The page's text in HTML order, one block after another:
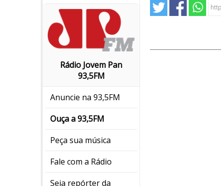
Rádio Jovem Pan
93,5FM
Anuncie na 93,5FM
Ouça a 93,5FM
Peça sua música
Fale com a Rádio
Seja repórter da